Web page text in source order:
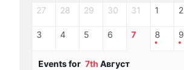
27 28 29 30 31 1 2
3 4 5 6 7 8 9
Events for 7th Август